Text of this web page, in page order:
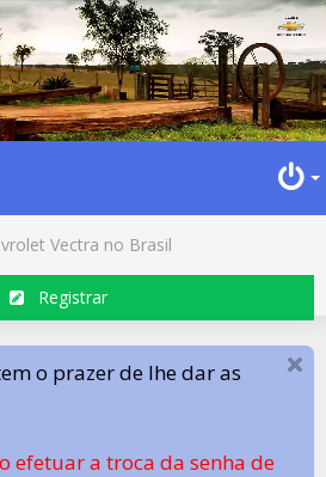
Vectra no Brasil
Registrar
o prazer de lhe dar as
efetuar a troca da senha de